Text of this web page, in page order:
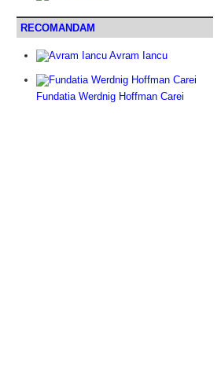
RECOMANDAM
Avram Iancu
Fundatia Werdnig Hoffman Carei